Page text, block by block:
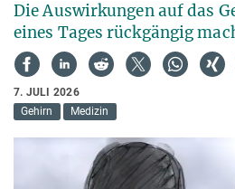
Die Auswirkungen auf das
eines Tages rückgängig
7. JULI 2026
Gehirn
Medizin